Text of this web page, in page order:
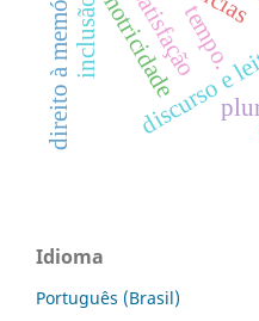
direito à memória tempo.
inclusão satisfação
Idioma
Português (Brasil)